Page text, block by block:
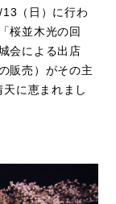
（日）に行わ
桜並木光の回
会による出店
販売）がその主
に恵まれまし